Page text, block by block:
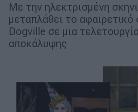
Με την ηλεκτρισμένη
μεταπλάθει το
Dogville σε μια
αποκάλυψης